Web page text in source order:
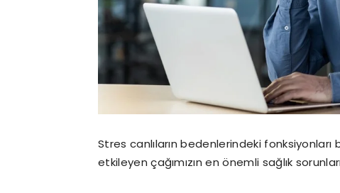
Stres canlıların bedenlerindeki
etkileyen çağımızın en önemli sağlık